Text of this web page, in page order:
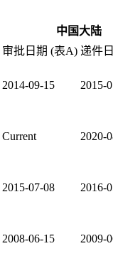
中国大陆
审批日期 (表A) 递件
2014-09-15 2015-
Current 2020-
2015-07-08 2016-
2008-06-15 2009-